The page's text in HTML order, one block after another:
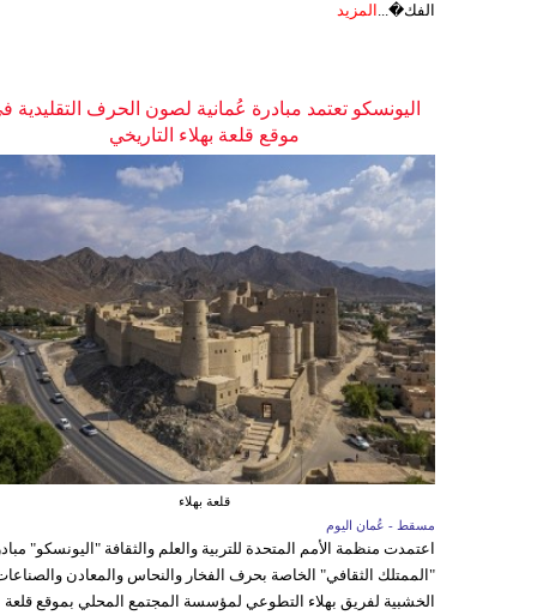
الفك�... المزيد
اليونسكو تعتمد مبادرة عُمانية لصون الحرف التقليدية
موقع قلعة بهلاء التاريخي
قلعة بهلاء
مسقط - عُمان اليوم
اعتمدت منظمة الأمم المتحدة للتربية والعلم والثقافة "اليونسكو"
"الممتلك الثقافي" الخاصة بحرف الفخار والنحاس والمعادن
الخشبية لفريق بهلاء التطوعي لمؤسسة المجتمع المحلي بموقع قلعة